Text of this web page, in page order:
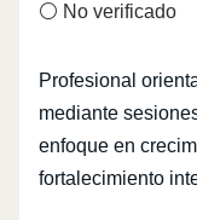
⚪ No verificado
Profesional
mediante
enfoque en
fortalecimiento